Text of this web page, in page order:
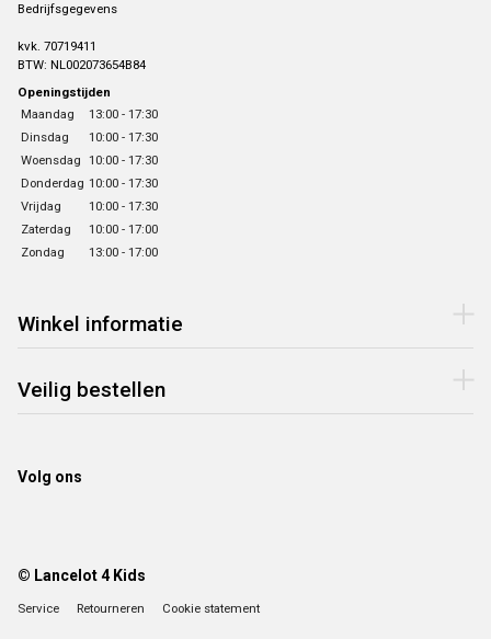
Bedrijfsgegevens
kvk. 70719411
BTW: NL002073654B84
Openingstijden
Maandag
13:00 - 17:30
Dinsdag
10:00 - 17:30
Woensdag 10:00 - 17:30
Donderdag 10:00 - 17:30
Vrijdag
10:00 - 17:30
Zaterdag
10:00 - 17:00
Zondag
13:00 - 17:00
Winkel informatie
Veilig bestellen
Volg ons
© Lancelot 4 Kids
Service Retourneren Cookie statement